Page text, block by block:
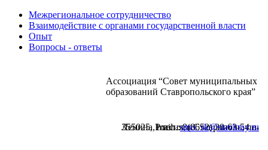
Межрегиональное сотрудничество
Взаимодействие с органами государственной власти
Опыт
Вопросы - ответы
Ассоциация “Совет муниципальных
образований Ставропольского края”
355025, Россия, г.Ставрополь, пл. Ленина,1 тел.: 8(8652) 30-63-54 е-mail:smo_sk@stavkray.ru